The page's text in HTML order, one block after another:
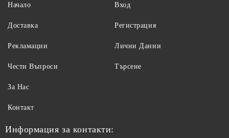
Начало
Доставка
Рекламации
Чести Въпроси
Вход
Регистрация
Лични Данни
Търсене
За Нас
Контакт
Информация за контакти: